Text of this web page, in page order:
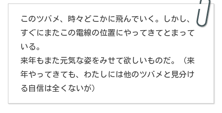
このツバメ、時々どこかに飛んでいく。しかし、
すぐにまたこの電線の位置にやってきてとまって
いる。
来年もまた元気な姿をみせて欲しいものだ。（来
年やってきても、わたしには他のツバメと見分け
る自信は全くないが）